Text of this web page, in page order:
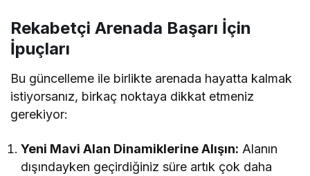
Rekabetçi Arenada Başarı İçin
İpuçları
Bu güncelleme ile birlikte arenada hayatta kalmak
istiyorsanız, birkaç noktaya dikkat etmeniz
gerekiyor:
Yeni Mavi Alan Dinamiklerine Alışın: Alanın
dışındayken geçirdiğiniz süre artık çok daha